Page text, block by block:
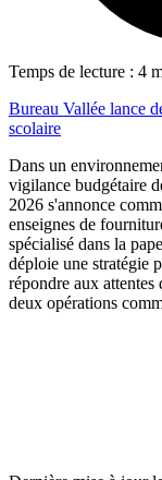
Temps de lecture : 4
Bureau Vallée lance
scolaire
Dans un
vigilance budgétaire
2026 s'annonce
enseignes de
spécialisé dans la
déploie une stratégie
répondre aux
deux opérations